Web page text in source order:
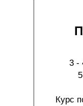
3 -
Курс